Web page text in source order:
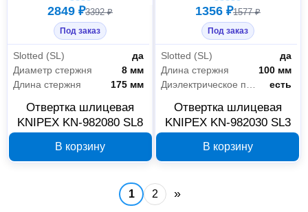
Столярно-слесарный инструмент
Автосервисное оборудование 35
Сервисно-гаражный инструмент
Расходные материалы 20
Для инструмента 12
Для ручного инструмента
2849 ₽3392 ₽
Под заказ
Slotted (SL)
да
Диаметр стержня
8 мм
Длина стержня
175 мм
Отвертка шлицевая
KNIPEX KN-982080 SL8
В корзину
1356 ₽1577 ₽
Под заказ
Slotted (SL)
да
Длина стержня
100 мм
есть
Отвертка шлицевая
KNIPEX KN-982030 SL3
В корзину
1 2 »